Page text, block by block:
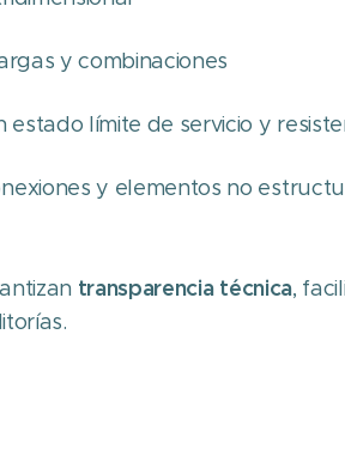
y combinaciones
estado límite de servicio y
y elementos no
transparencia técnica,